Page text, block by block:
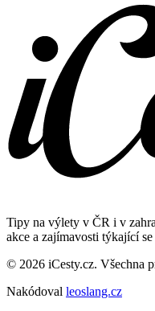
Tipy na výlety v ČR i v
akce a zajímavosti týkající
© 2026 iCesty.cz. Všechna
Nakódoval leoslang.cz